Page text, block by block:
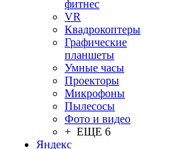
фитнес
VR
Квадрокоптеры
Графические
планшеты
Умные часы
Проекторы
Микрофоны
Пылесосы
Фото и видео
+ ЕЩЕ 6
Яндекс